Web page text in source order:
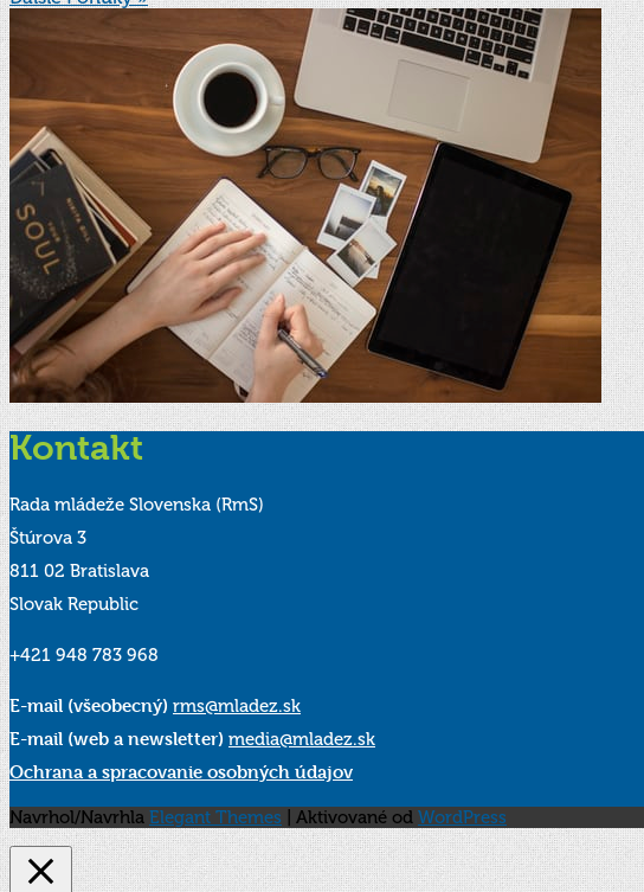
Kontakt
Rada mládeže Slovenska (RmS)
Štúrova 3
811 02 Bratislava
Slovak Republic
+421 948 783 968
E-mail (všeobecný) rms@mladez.sk
E-mail (web a newsletter) media@mladez.sk
Ochrana a spracovanie osobných údajov
Navrhol/Navrhla Elegant Themes | Aktivované od WordPress